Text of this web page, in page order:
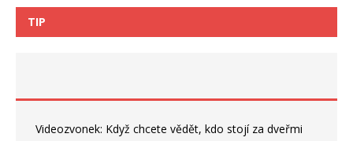
TIP
Videozvonek: Když chcete vědět, kdo stojí za dveřmi